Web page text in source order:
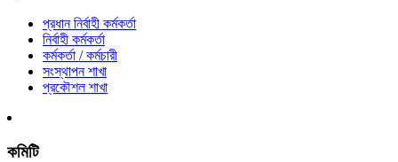
প্রধান নির্বাহী কর্মকর্তা
নির্বাহী কর্মকর্তা
কর্মকর্তা / কর্মচারী
সংস্থাপন শাখা
প্রকৌশল শাখা
কমিটি